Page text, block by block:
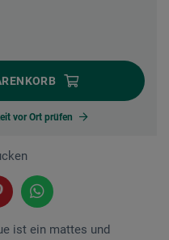
vor Ort prüfen
ist ein mattes und